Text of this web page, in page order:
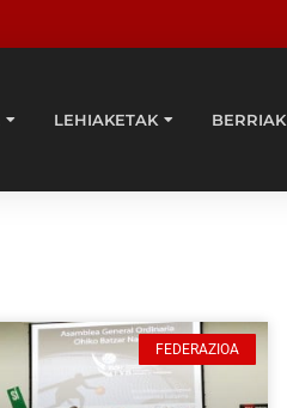
LEHIAKETAK BERRIAK
FEDERAZIOA